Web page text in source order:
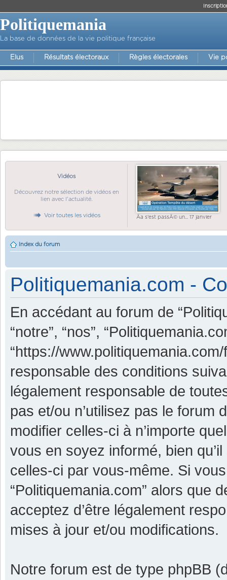
Politiquemania
La base de données de la vie politique française
Elus Résultats électoraux Règles électorales Vie
Vidéos
Découvrez notre sélection de vidéos en
lien avec l'actualité.
Voir toutes les vidéos Ãa s'est passÃ© un... 17 janvier
Index du forum
Politiquemania.com -
En accédant au forum de
“notre”, “nos”,
“https://
responsable des conditions
légalement responsable de
pas et/ou n’utilisez pas le forum
modifier celles-ci à n’importe
vous en soyez informé, bien
celles-ci par vous-même. Si
“Politiquemania.com” alors que
acceptez d’être légalement
mises à jour et/ou modifications.
Notre forum est de type phpBB